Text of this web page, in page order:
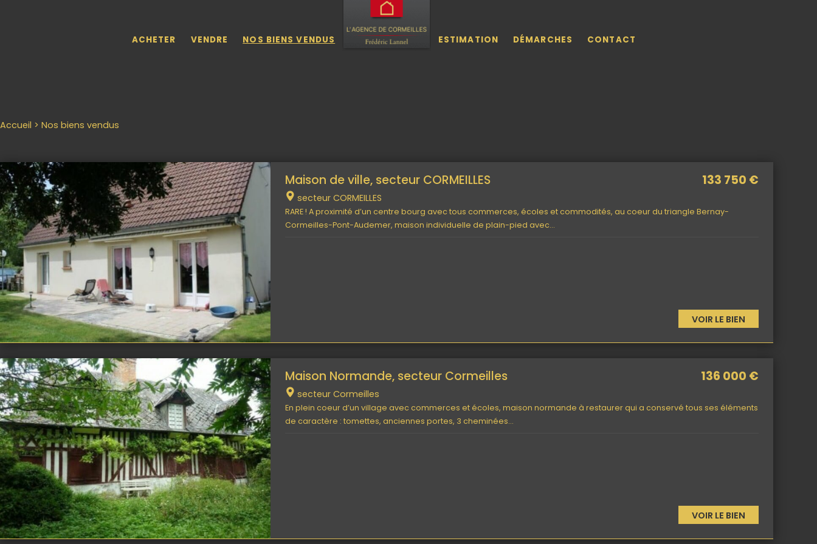
ACHETER VENDRE NOS BIENS VENDUS ESTIMATION DÉMARCHES CONTACT
Accueil > Nos biens vendus
Maison de ville, secteur CORMEILLES
secteur CORMEILLES
133 750 €
RARE ! A proximité d’un centre bourg avec tous commerces, écoles et commodités, au coeur du triangle Bernay-
Cormeilles-Pont-Audemer, maison individuelle de plain-pied avec…
VOIR LE BIEN
Maison Normande, secteur Cormeilles
secteur Cormeilles
136 000 €
En plein coeur d’un village avec commerces et écoles, maison normande à restaurer qui a conservé tous ses éléments
de caractère : tomettes, anciennes portes, 3 cheminées…
VOIR LE BIEN